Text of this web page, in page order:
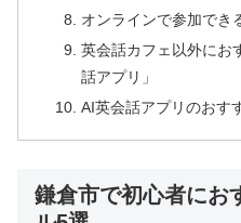
オンラインで参加でき
英会話カフェ以外にお
話アプリ」
AI英会話アプリのおす
鎌倉市で初心者にお